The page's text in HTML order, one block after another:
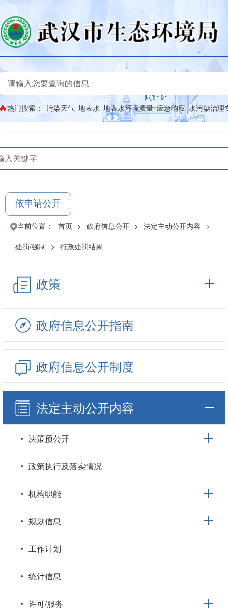
热门搜索： 污染天气 地表水 地表水环境质量 应急响应 水污染治理
依申请公开
当前位置： 首页 > 政府信息公开 > 法定主动公开内容 >
处罚/强制 > 行政处罚结果
政策
政府信息公开指南
政府信息公开制度
法定主动公开内容
决策预公开
政策执行及落实情况
机构职能
规划信息
工作计划
统计信息
许可/服务